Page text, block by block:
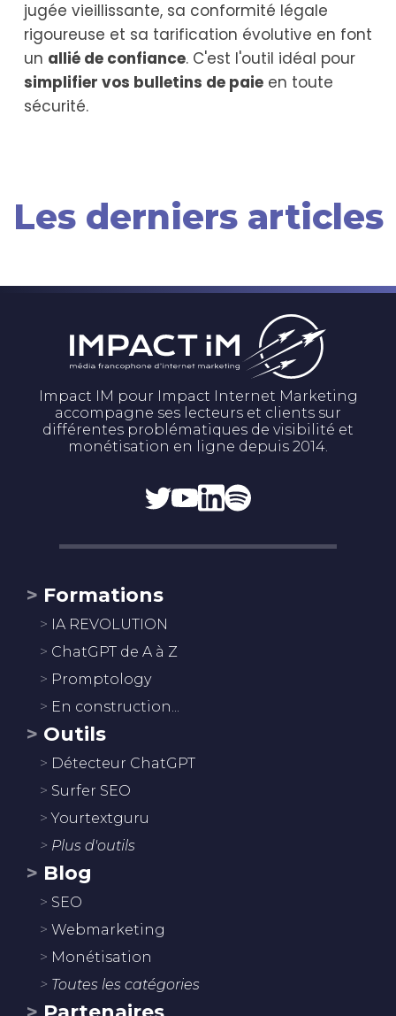
jugée vieillissante, sa conformité légale
rigoureuse et sa tarification évolutive en font
un allié de confiance. C'est l'outil idéal pour
simplifier vos bulletins de paie en toute
sécurité.
Les derniers articles
Impact IM pour Impact Internet Marketing
accompagne ses lecteurs et clients sur
différentes problématiques de visibilité et
monétisation en ligne depuis 2014.
Formations
IA REVOLUTION
ChatGPT de A à Z
Promptology
En construction...
Outils
Détecteur ChatGPT
Surfer SEO
Yourtextguru
Plus d'outils
Blog
SEO
Webmarketing
Monétisation
Toutes les catégories